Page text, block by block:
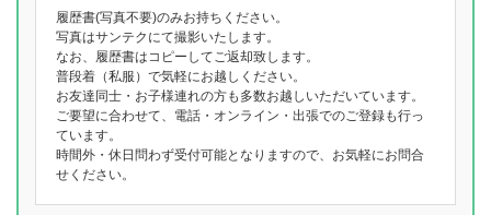
履歴書(写真不要)のみお持ちください。
写真はサンテクにて撮影いたします。
なお、履歴書はコピーしてご返却致します。
普段着（私服）で気軽にお越しください。
お友達同士・お子様連れの方も多数お越しいただいています。
ご要望に合わせて、電話・オンライン・出張でのご登録も行っ
ています。
時間外・休日問わず受付可能となりますので、お気軽にお問合
せください。